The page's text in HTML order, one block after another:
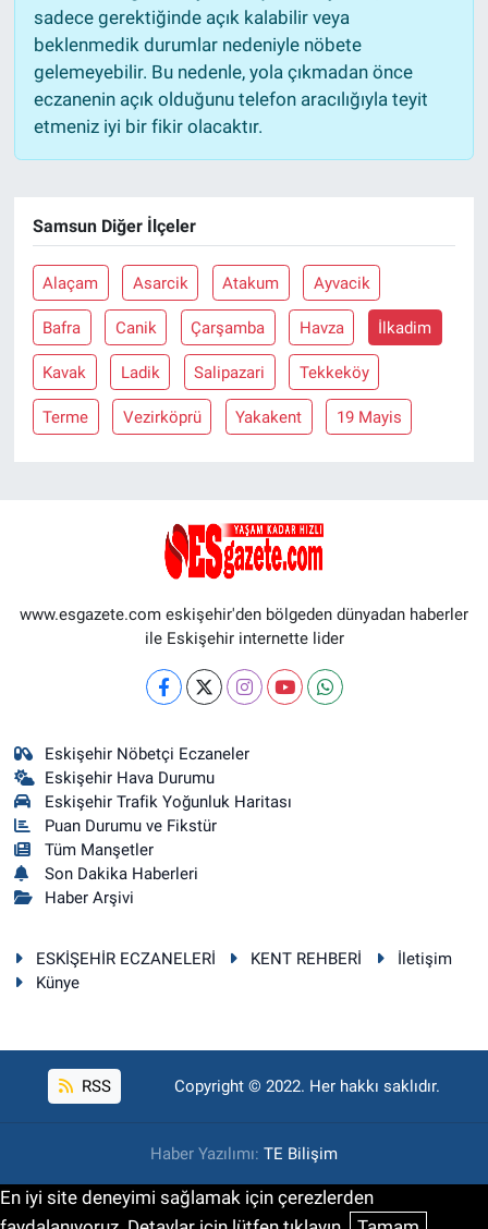
sadece gerektiğinde açık kalabilir veya
beklenmedik durumlar nedeniyle nöbete
gelemeyebilir. Bu nedenle, yola çıkmadan önce
eczanenin açık olduğunu telefon aracılığıyla teyit
etmeniz iyi bir fikir olacaktır.
Samsun Diğer İlçeler
Alaçam Asarcik Atakum Ayvacik
Bafra Canik Çarşamba Havza İlkadim
Kavak Ladik Salipazari Tekkeköy
Terme Vezirköprü Yakakent 19 Mayis
www.esgazete.com eskişehir'den bölgeden dünyadan haberler
ile Eskişehir internette lider
Eskişehir Nöbetçi Eczaneler
Eskişehir Hava Durumu
Eskişehir Trafik Yoğunluk Haritası
Puan Durumu ve Fikstür
Tüm Manşetler
Son Dakika Haberleri
Haber Arşivi
ESKİŞEHİR ECZANELERİ KENT REHBERİ
İletişim
Künye
RSS Copyright © 2022. Her hakkı saklıdır.
Haber Yazılımı: TE Bilişim
En iyi site deneyimi sağlamak için çerezlerden